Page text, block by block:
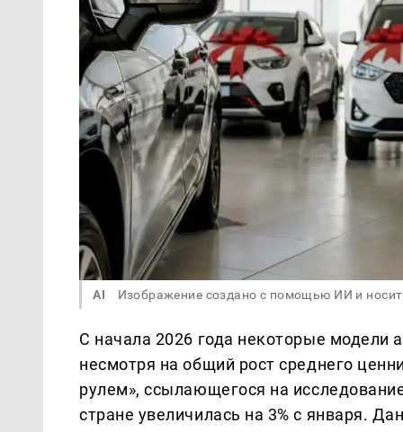
AI Изображение создано с помощью ИИ и
С начала 2026 года некоторые модели
несмотря на общий рост среднего
рулем», ссылающегося на
стране увеличилась на 3% с января.